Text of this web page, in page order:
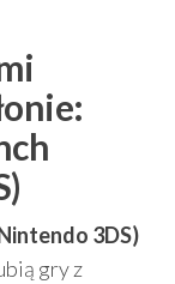
3DS)
gry z